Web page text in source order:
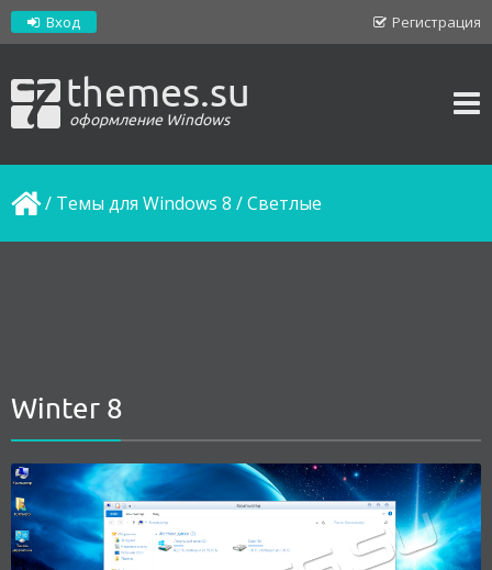
Регистрация
Вход
themes.su
оформление Windows
/ Темы для Windows 8 /Светлые
Winter 8